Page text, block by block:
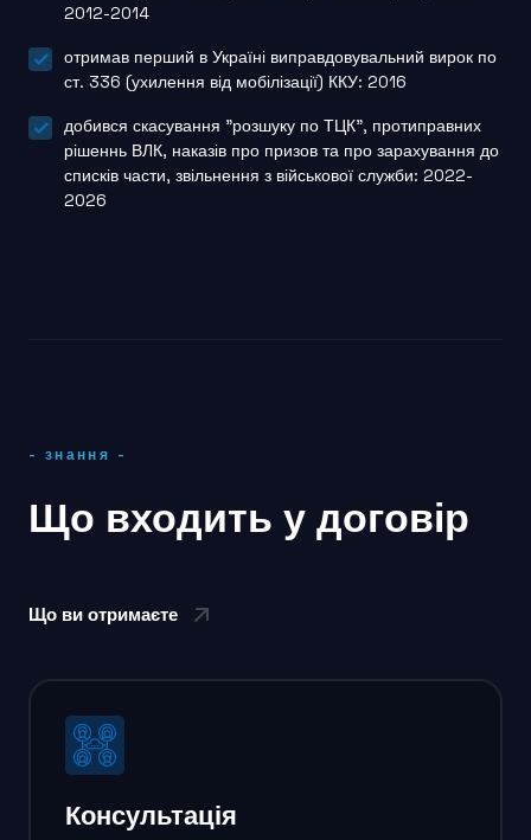
2012-2014
отримав перший в Україні виправдовувальний вирок по
ст. 336 (ухилення від мобілізації) ККУ: 2016
добився скасування "розшуку по ТЦК", протиправних
рішеннь ВЛК, наказів про призов та про зарахування до
списків части, звільнення з військової служби: 2022-
2026
- знання -
Що входить у договір
Що ви отримаєте
Консультація